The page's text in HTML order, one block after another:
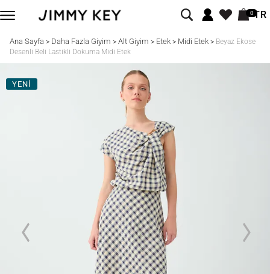
0TR
Ana Sayfa > Daha Fazla Giyim > Alt Giyim > Etek> Midi Etek> Beyaz Ekose
Desenli Beli Lastikli Dokuma Midi Etek
YENİ